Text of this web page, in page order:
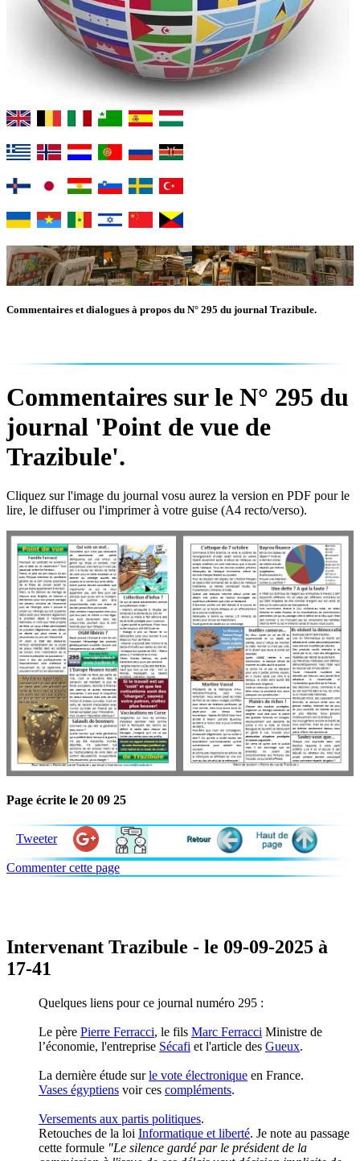
Commentaires et dialogues à propos du N° 295 du journal Trazibule.
Commentaires sur le N° 295 du
journal 'Point de vue de
Trazibule'.
Cliquez sur l'image du journal vosu aurez la version en PDF pour le
lire, le diffuser ou l'imprimer à votre guise (A4 recto/verso).
Page écrite le 20 09 25
Tweeter
Commenter cette page
Intervenant Trazibule - le 09-09-2025 à
17-41
Quelques liens pour ce journal numéro 295 :
Le père Pierre Ferracci, le fils Marc Ferracci Ministre de
l’économie, l'entreprise Sécafi et l'article des Gueux.
La dernière étude surle vote électronique en France.
Vases égyptiens voir ces compléments.
Versements aux partis politiques.
Retouches de la loi Informatique et liberté. Je note au passage
cette formule "Le silence gardé par le président de la